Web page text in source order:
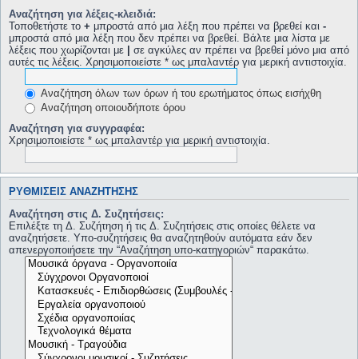
Αναζήτηση για λέξεις-κλειδιά:
Τοποθετήστε το + μπροστά από μια λέξη που πρέπει να βρεθεί και -
μπροστά από μια λέξη που δεν πρέπει να βρεθεί. Βάλτε μια λίστα με
λέξεις που χωρίζονται με | σε αγκύλες αν πρέπει να βρεθεί μόνο μια από
αυτές τις λέξεις. Χρησιμοποιείστε * ως μπαλαντέρ για μερική αντιστοιχία.
Αναζήτηση όλων των όρων ή του ερωτήματος όπως εισήχθη
Αναζήτηση οποιουδήποτε όρου
Αναζήτηση για συγγραφέα:
Χρησιμοποιείστε * ως μπαλαντέρ για μερική αντιστοιχία.
ΡΥΘΜΊΣΕΙΣ ΑΝΑΖΉΤΗΣΗΣ
Αναζήτηση στις Δ. Συζητήσεις:
Επιλέξτε τη Δ. Συζήτηση ή τις Δ. Συζητήσεις στις οποίες θέλετε να
αναζητήσετε. Υπο-συζητήσεις θα αναζητηθούν αυτόματα εάν δεν
απενεργοποιήσετε την “Αναζήτηση υπο-κατηγοριών“ παρακάτω.